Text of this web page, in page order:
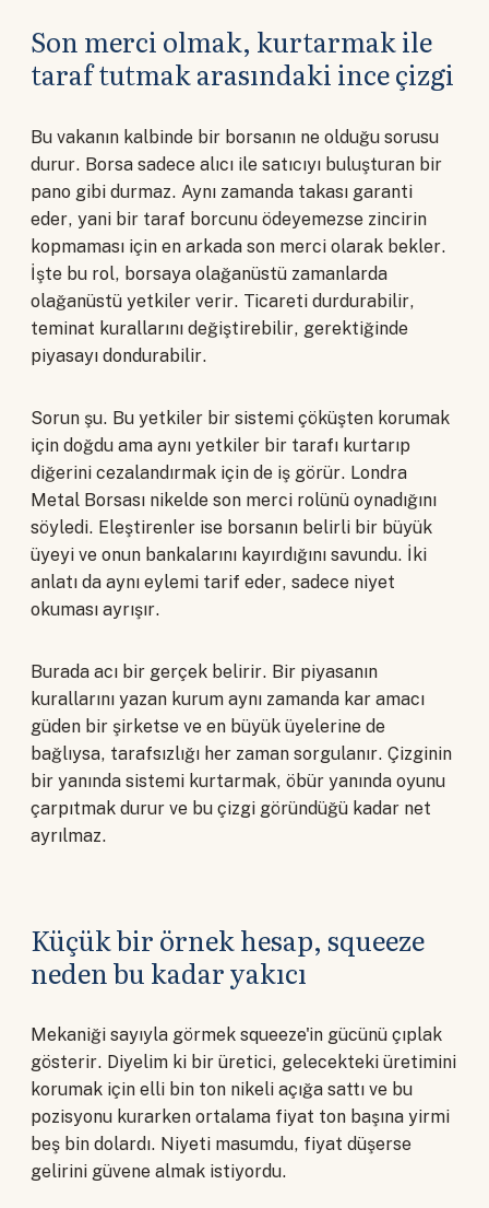
Son merci olmak, kurtarmak ile
taraf tutmak arasındaki ince çizgi
Bu vakanın kalbinde bir borsanın ne olduğu sorusu
durur. Borsa sadece alıcı ile satıcıyı buluşturan bir
pano gibi durmaz. Aynı zamanda takası garanti
eder, yani bir taraf borcunu ödeyemezse zincirin
kopmaması için en arkada son merci olarak bekler.
İşte bu rol, borsaya olağanüstü zamanlarda
olağanüstü yetkiler verir. Ticareti durdurabilir,
teminat kurallarını değiştirebilir, gerektiğinde
piyasayı dondurabilir.
Sorun şu. Bu yetkiler bir sistemi çöküşten korumak
için doğdu ama aynı yetkiler bir tarafı kurtarıp
diğerini cezalandırmak için de iş görür. Londra
Metal Borsası nikelde son merci rolünü oynadığını
söyledi. Eleştirenler ise borsanın belirli bir büyük
üyeyi ve onun bankalarını kayırdığını savundu. İki
anlatı da aynı eylemi tarif eder, sadece niyet
okuması ayrışır.
Burada acı bir gerçek belirir. Bir piyasanın
kurallarını yazan kurum aynı zamanda kar amacı
güden bir şirketse ve en büyük üyelerine de
bağlıysa, tarafsızlığı her zaman sorgulanır. Çizginin
bir yanında sistemi kurtarmak, öbür yanında oyunu
çarpıtmak durur ve bu çizgi göründüğü kadar net
ayrılmaz.
Küçük bir örnek hesap, squeeze
neden bu kadar yakıcı
Mekaniği sayıyla görmek squeeze'in gücünü çıplak
gösterir. Diyelim ki bir üretici, gelecekteki üretimini
korumak için elli bin ton nikeli açığa sattı ve bu
pozisyonu kurarken ortalama fiyat ton başına yirmi
beş bin dolardı. Niyeti masumdu, fiyat düşerse
gelirini güvene almak istiyordu.